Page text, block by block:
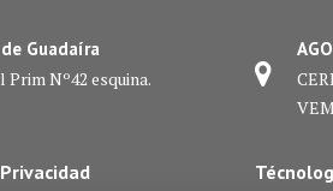
Guadaíra
Prim Nº42 esquina.